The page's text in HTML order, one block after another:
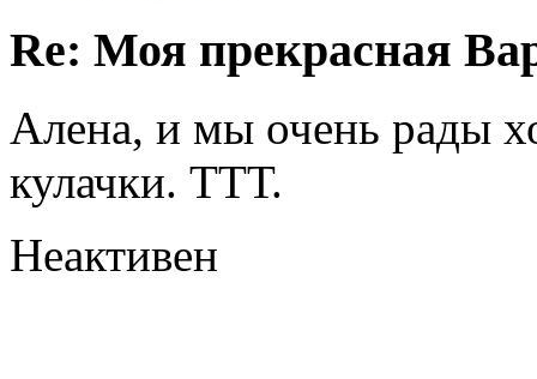
Re: Моя прекрасная
Алена, и мы очень рады
кулачки. ТТТ.
Неактивен